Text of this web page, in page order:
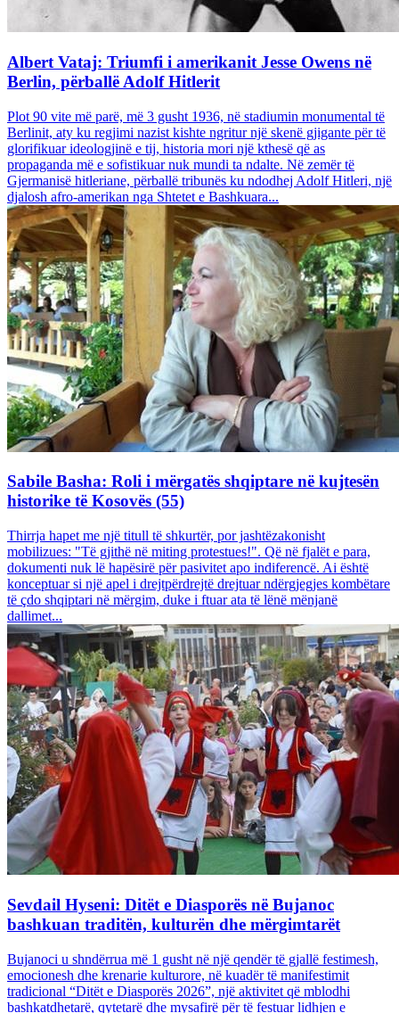
Albert Vataj: Triumfi i amerikanit Jesse Owens në
Berlin, përballë Adolf Hitlerit
Plot 90 vite më parë, më 3 gusht 1936, në stadiumin monumental të
Berlinit, aty ku regjimi nazist kishte ngritur një skenë gjigante për të
glorifikuar ideologjinë e tij, historia mori një kthesë që as
propaganda më e sofistikuar nuk mundi ta ndalte. Në zemër të
Gjermanisë hitleriane, përballë tribunës ku ndodhej Adolf Hitleri, një
djalosh afro-amerikan nga Shtetet e Bashkuara...
Sabile Basha: Roli i mërgatës shqiptare në kujtesën
historike të Kosovës (55)
Thirrja hapet me një titull të shkurtër, por jashtëzakonisht
mobilizues: "Të gjithë në miting protestues!". Që në fjalët e para,
dokumenti nuk lë hapësirë për pasivitet apo indiferencë. Ai është
konceptuar si një apel i drejtpërdrejtë drejtuar ndërgjegjes kombëtare
të çdo shqiptari në mërgim, duke i ftuar ata të lënë mënjanë
dallimet...
Sevdail Hyseni: Ditët e Diasporës në Bujanoc
bashkuan traditën, kulturën dhe mërgimtarët
Bujanoci u shndërrua më 1 gusht në një qendër të gjallë festimesh,
emocionesh dhe krenarie kulturore, në kuadër të manifestimit
tradicional “Ditët e Diasporës 2026”, një aktivitet që mblodhi
bashkatdhetarë, qytetarë dhe mysafirë për të festuar lidhjen e